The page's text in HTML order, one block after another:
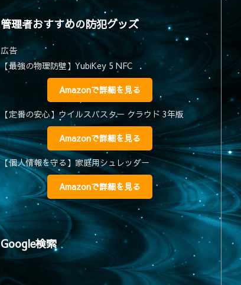
管理者おすすめの防犯グッズ
広告
【最強の物理防壁】YubiKey 5 NFC
Amazonで詳細を見る
【定番の安心】ウイルスバスター クラウド 3年版
Amazonで詳細を見る
【個人情報を守る】家庭用シュレッダー
Amazonで詳細を見る
Google検索